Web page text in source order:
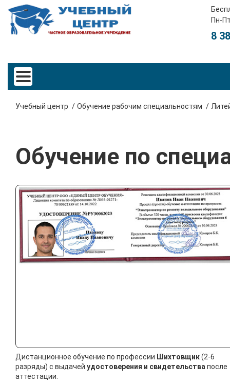
Пн-
8
Учебный центр Обучение рабочим специальностям
Обучение по
Дистанционное обучение по профессии Шихтовщик(2-6
разряды) с выдачей удостоверения и свидетельствапосле
аттестации.